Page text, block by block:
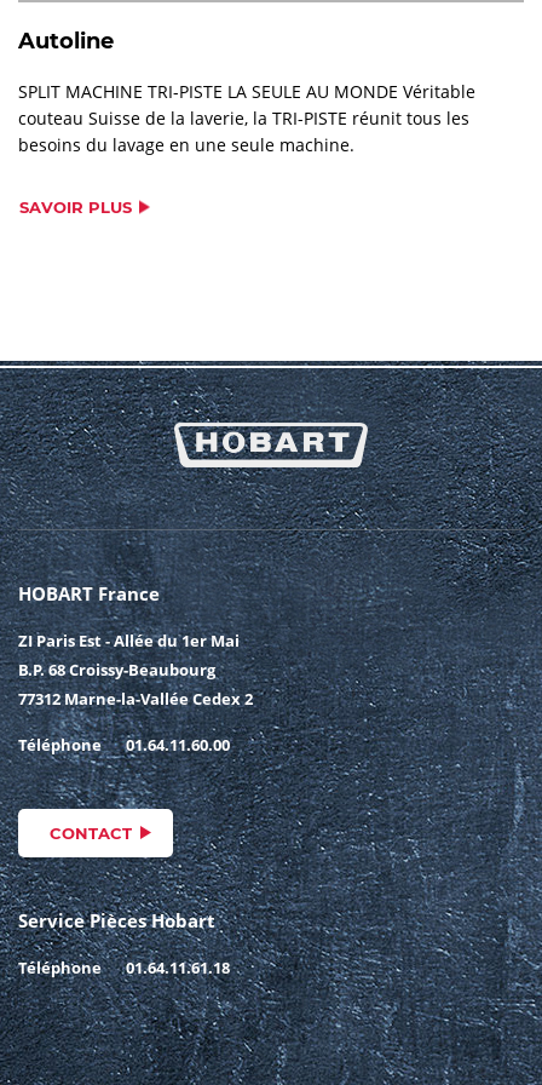
Autoline
SPLIT MACHINE TRI-PISTE LA SEULE AU MONDE Véritable
couteau Suisse de la laverie, la TRI-PISTE réunit tous les
besoins du lavage en une seule machine.
SAVOIR PLUS
HOBART France
ZI Paris Est - Allée du 1er Mai
B.P. 68 Croissy-Beaubourg
77312 Marne-la-Vallée Cedex 2
Téléphone 01.64.11.60.00
CONTACT
Service Pièces Hobart
Téléphone 01.64.11.61.18